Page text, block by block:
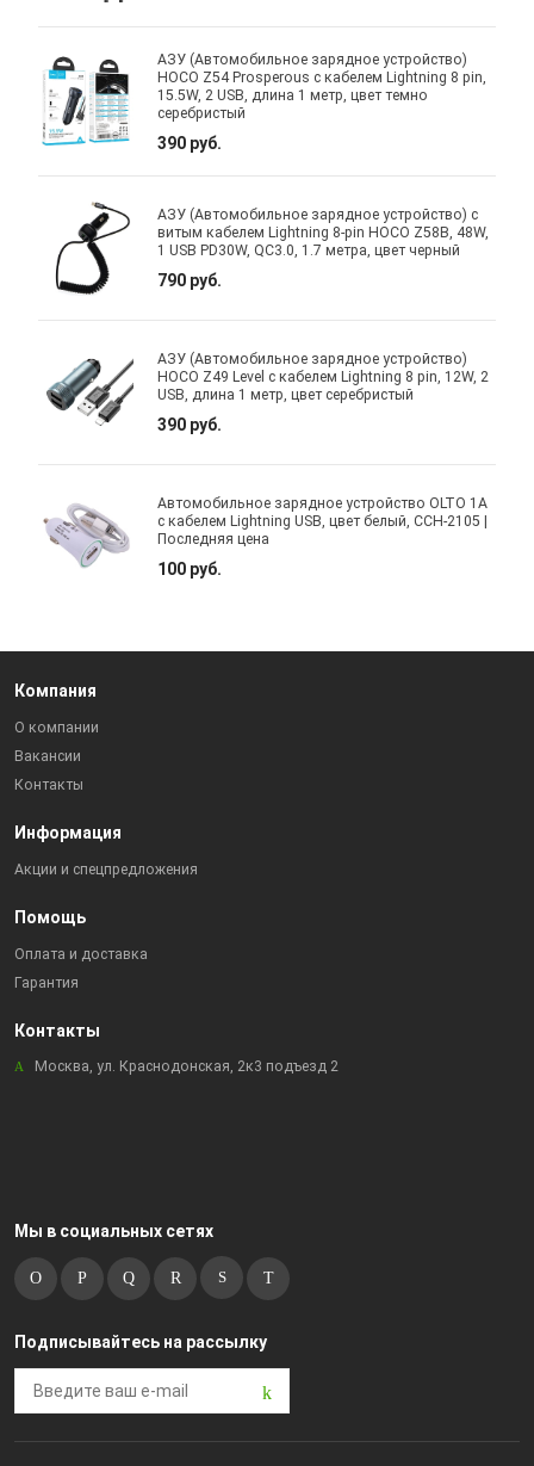
АЗУ (Автомобильное зарядное устройство)
HOCO Z54 Prosperous с кабелем Lightning 8 pin,
15.5W, 2 USB, длина 1 метр, цвет темно
серебристый
390 руб.
АЗУ (Автомобильное зарядное устройство) с
витым кабелем Lightning 8-pin HOCO Z58B, 48W,
1 USB PD30W, QC3.0, 1.7 метра, цвет черный
790 руб.
АЗУ (Автомобильное зарядное устройство)
HOCO Z49 Level с кабелем Lightning 8 pin, 12W, 2
USB, длина 1 метр, цвет серебристый
390 руб.
Автомобильное зарядное устройство OLTO 1A
с кабелем Lightning USB, цвет белый, CCH-2105 |
Последняя цена
100 руб.
Компания
О компании
Вакансии
Контакты
Информация
Акции и спецпредложения
Помощь
Оплата и доставка
Гарантия
Контакты
Москва, ул. Краснодонская, 2к3 подъезд 2
Мы в социальных сетях
Подписывайтесь на рассылку